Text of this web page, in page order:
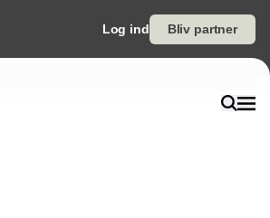
Log ind Bliv partner